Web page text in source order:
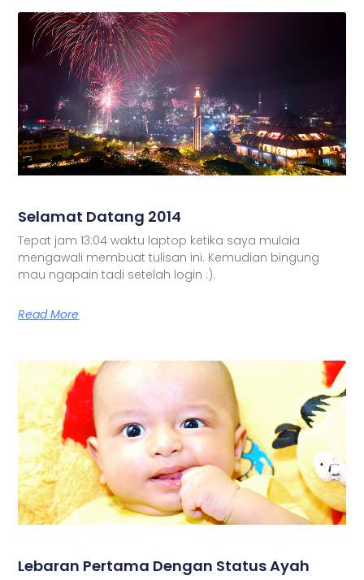
Selamat Datang 2014
Tepat jam 13:04 waktu laptop ketika saya mulaia
mengawali membuat tulisan ini. Kemudian bingung
mau ngapain tadi setelah login :).
Read More
Lebaran Pertama Dengan Status Ayah